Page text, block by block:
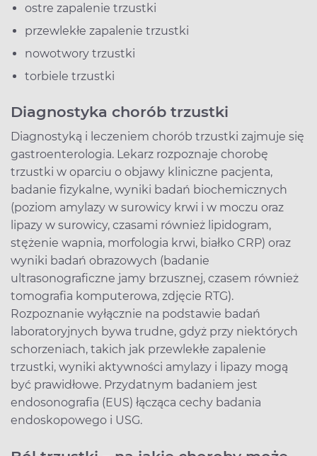
ostre zapalenie trzustki
przewlekłe zapalenie trzustki
nowotwory trzustki
torbiele trzustki
Diagnostyka chorób trzustki
Diagnostyką i leczeniem chorób trzustki zajmuje się
gastroenterologia. Lekarz rozpoznaje chorobę
trzustki w oparciu o objawy kliniczne pacjenta,
badanie fizykalne, wyniki badań biochemicznych
(poziom amylazy w surowicy krwi i w moczu oraz
lipazy w surowicy, czasami również lipidogram,
stężenie wapnia, morfologia krwi, białko CRP) oraz
wyniki badań obrazowych (badanie
ultrasonograficzne jamy brzusznej, czasem również
tomografia komputerowa, zdjęcie RTG).
Rozpoznanie wyłącznie na podstawie badań
laboratoryjnych bywa trudne, gdyż przy niektórych
schorzeniach, takich jak przewlekłe zapalenie
trzustki, wyniki aktywności amylazy i lipazy mogą
być prawidłowe. Przydatnym badaniem jest
endosonografia (EUS) łącząca cechy badania
endoskopowego i USG.